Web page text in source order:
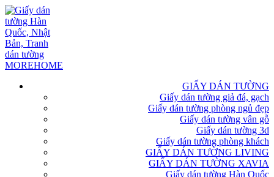
GIẤY DÁN TƯỜNG
Giấy dán tường giả đá, gạch
Giấy dán tường phòng ngủ đẹp
Giấy dán tường vân gỗ
Giấy dán tường 3d
Giấy dán tường phòng khách
GIẤY DÁN TƯỜNG LIVING
GIẤY DÁN TƯỜNG XAVIA
Giấy dán tường Hàn Quốc